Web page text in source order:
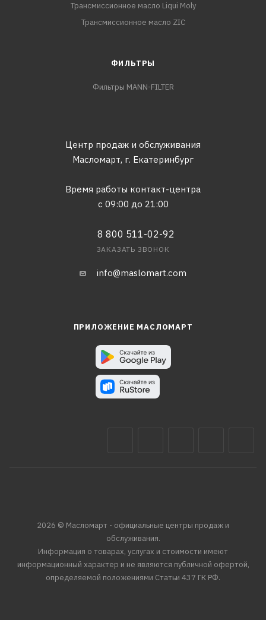
Трансмиссионное масло Liqui Moly
Трансмиссионное масло ZIC
ФИЛЬТРЫ
Фильтры MANN-FILTER
Центр продаж и обслуживания
Масломарт, г. Екатеринбург
Время работы контакт-центра
с 09:00 до 21:00
8 800 511-02-92
ЗАКАЗАТЬ ЗВОНОК
info@maslomart.com
ПРИЛОЖЕНИЕ МАСЛОМАРТ
2026 © Масломарт - официальные центры продаж и
обслуживания.
Информация о товарах, услугах и стоимости имеют
информационный характер и не являются публичной офертой,
определяемой положениями Статьи 437 ГК РФ.